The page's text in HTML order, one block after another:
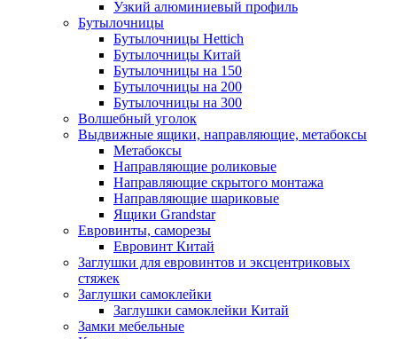
Узкий алюминиевый профиль
Бутылочницы
Бутылочницы Hettich
Бутылочницы Китай
Бутылочницы на 150
Бутылочницы на 200
Бутылочницы на 300
Волшебный уголок
Выдвижные ящики, направляющие, метабоксы
Метабоксы
Направляющие роликовые
Направляющие скрытого монтажа
Направляющие шариковые
Ящики Grandstar
Евровинты, саморезы
Евровинт Китай
Заглушки для евровинтов и эксцентриковых
стяжек
Заглушки самоклейки
Заглушки самоклейки Китай
Замки мебельные